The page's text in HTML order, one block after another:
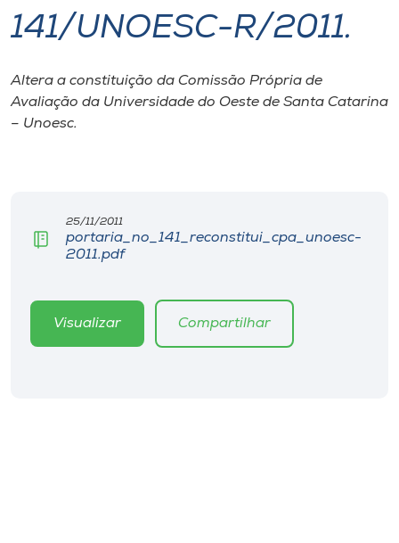
I.nova
Diplomados
Biblioteca
Editora
141/UNOESC-R/2011.
Altera a constituição da Comissão Própria de
Avaliação da Universidade do Oeste de Santa Catarina
– Unoesc.
25/11/2011
portaria_no_141_reconstitui_cpa_unoesc-
2011.pdf
Visualizar Compartilhar